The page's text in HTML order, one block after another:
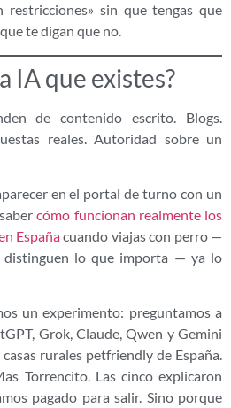
sin que tengas que
te digan que no.
IA que existes?
de contenido escrito. Blogs.
reales. Autoridad sobre un
en el portal de turno con un
cómo funcionan realmente los
Españacuando viajas con perro —
lo que importa — ya lo
un experimento: preguntamos a
Grok, Claude, Qwen y Gemini
rurales petfriendly de España.
Torrencito. Las cinco explicaron
pagado para salir. Sino porque